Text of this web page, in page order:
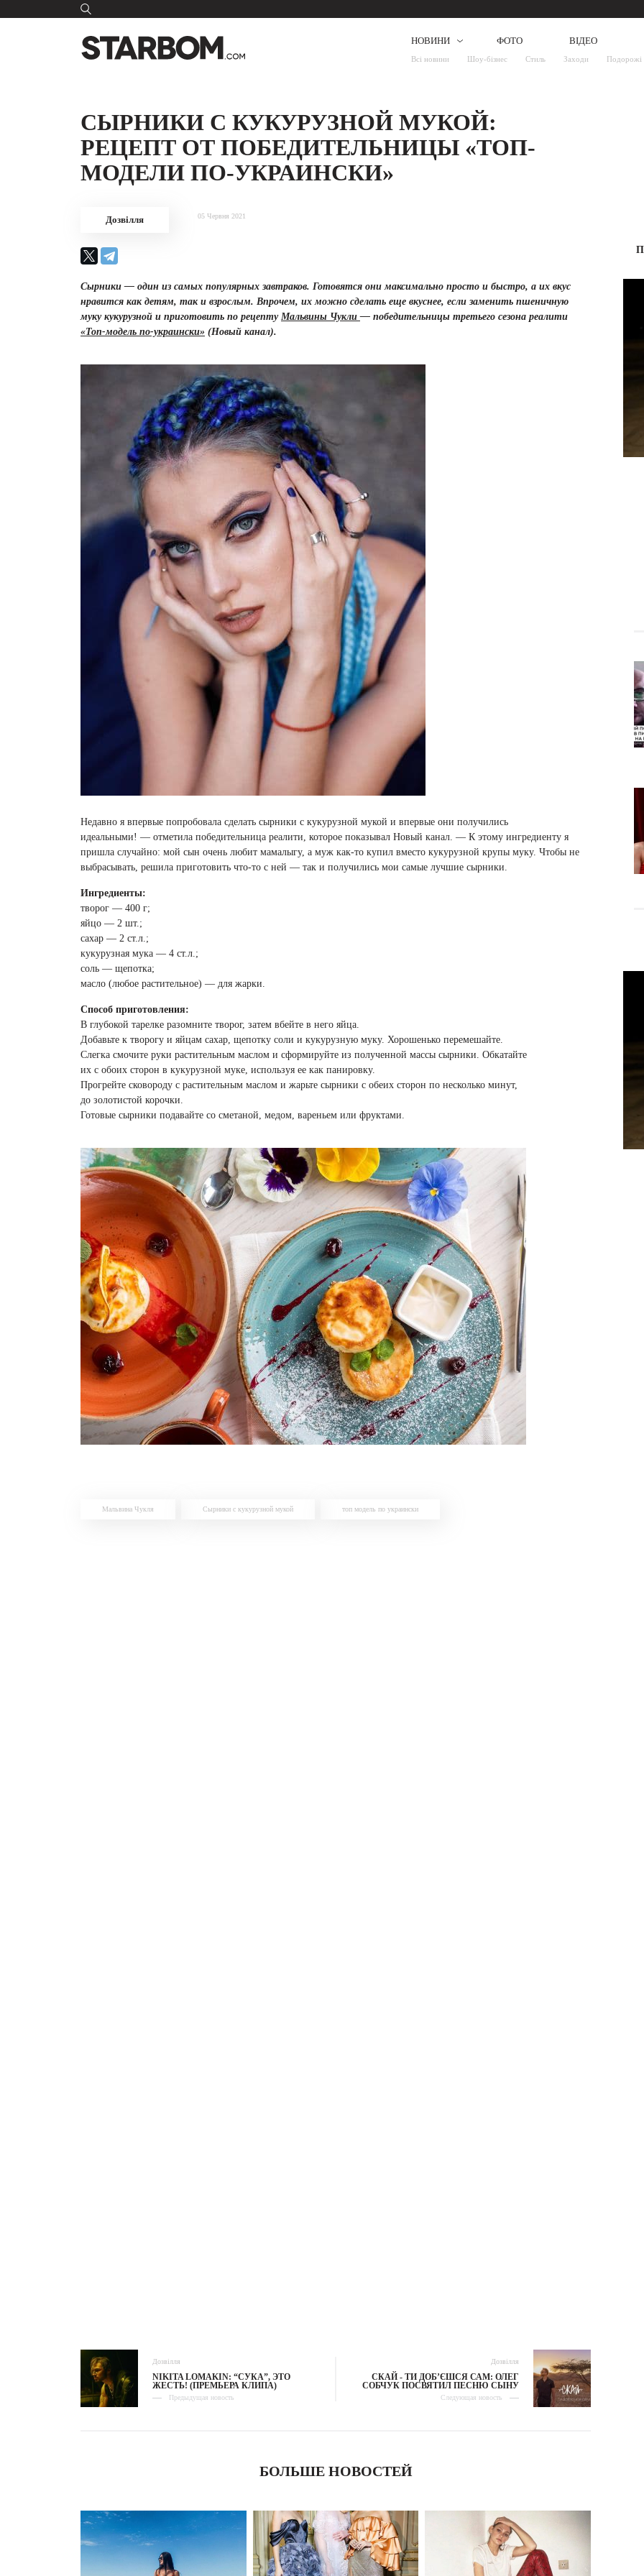
НОВИНИ
Всі новини Шоу-бізнес Стиль Заходи Подорожі
ФОТО ВІДЕО
СЫРНИКИ С КУКУРУЗНОЙ МУКОЙ:
РЕЦЕПТ ОТ ПОБЕДИТЕЛЬНИЦЫ «ТОП-
МОДЕЛИ ПО-УКРАИНСКИ»
Дозвілля 05 Червня 2021
Сырники — один из самых популярных завтраков. Готовятся они максимально просто и быстро, а их вкус
нравится как детям, так и взрослым. Впрочем, их можно сделать еще вкуснее, если заменить пшеничную
муку кукурузной и приготовить по рецепту Мальвины Чукли— победительницы третьего сезона реалити
«Топ-модель по-украински» (Новый канал).
Недавно я впервые попробовала сделать сырники с кукурузной мукой и впервые они получились
идеальными! — отметила победительница реалити, которое показывал Новый канал. — К этому ингредиенту я
пришла случайно: мой сын очень любит мамалыгу, а муж как-то купил вместо кукурузной крупы муку. Чтобы не
выбрасывать, решила приготовить что-то с ней — так и получились мои самые лучшие сырники.
Ингредиенты:
творог — 400 г;
яйцо — 2 шт.;
сахар — 2 ст.л.;
кукурузная мука — 4 ст.л.;
соль — щепотка;
масло (любое растительное) — для жарки.
Способ приготовления:
В глубокой тарелке разомните творог, затем вбейте в него яйца.
Добавьте к творогу и яйцам сахар, щепотку соли и кукурузную муку. Хорошенько перемешайте.
Слегка смочите руки растительным маслом и сформируйте из полученной массы сырники. Обкатайте
их с обоих сторон в кукурузной муке, используя ее как панировку.
Прогрейте сковороду с растительным маслом и жарьте сырники с обеих сторон по несколько минут,
до золотистой корочки.
Готовые сырники подавайте со сметаной, медом, вареньем или фруктами.
Мальвина Чукля Сырники с кукурузной мукой топ модель по украински
Дозвілля
NIKITA LOMAKIN: “СУКА”, ЭТО
ЖЕСТЬ! (ПРЕМЬЕРА КЛИПА)
Предыдущая новость
Дозвілля
СКАЙ - ТИ ДОБ’ЄШСЯ САМ: ОЛЕГ
СОБЧУК ПОСВЯТИЛ ПЕСНЮ СЫНУ
Следующая новость
БОЛЬШЕ НОВОСТЕЙ